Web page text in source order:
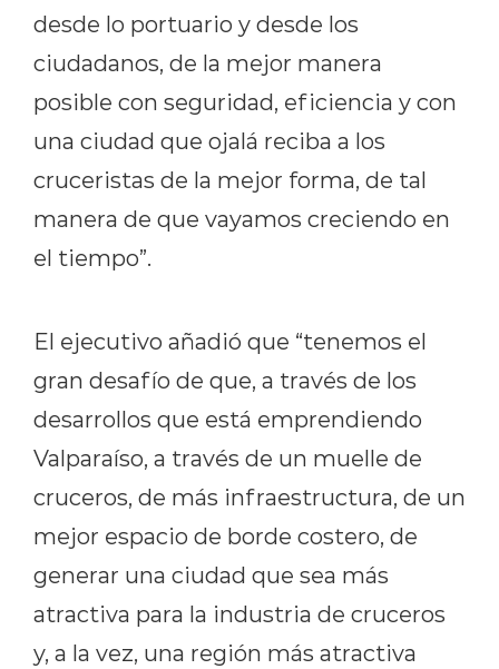
desde lo portuario y desde los
ciudadanos, de la mejor manera
posible con seguridad, eficiencia y con
una ciudad que ojalá reciba a los
cruceristas de la mejor forma, de tal
manera de que vayamos creciendo en
el tiempo”.
El ejecutivo añadió que “tenemos el
gran desafío de que, a través de los
desarrollos que está emprendiendo
Valparaíso, a través de un muelle de
cruceros, de más infraestructura, de un
mejor espacio de borde costero, de
generar una ciudad que sea más
atractiva para la industria de cruceros
y, a la vez, una región más atractiva